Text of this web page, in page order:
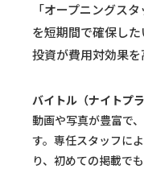
「オープニングス
を短期間で確保し
投資が費用対効果を
バイトル（ナイトプラ
動画や写真が豊富で
す。専任スタッフに
り、初めての掲載でも